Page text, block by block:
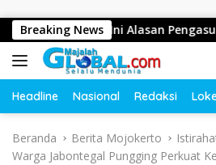
Breaking News
Juta, Ini Alasan Pengasuh
Headline Nasional Redaksi
Beranda Berita Mojokerto
Warga Jabontegal Pungging Perkuat